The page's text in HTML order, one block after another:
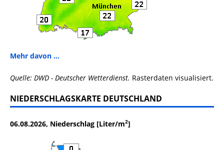
Mehr davon ...
Quelle: DWD - Deutscher Wetterdienst. Rasterdaten visualisiert.
NIEDERSCHLAGSKARTE DEUTSCHLAND
06.08.2026, Niederschlag [Liter/m2]